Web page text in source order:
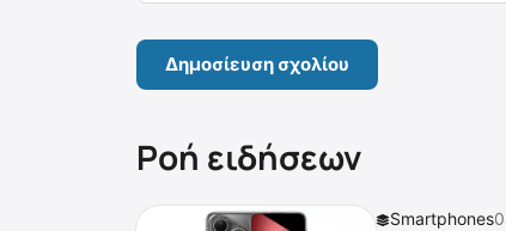
Ροή ειδήσεων
Smartphones